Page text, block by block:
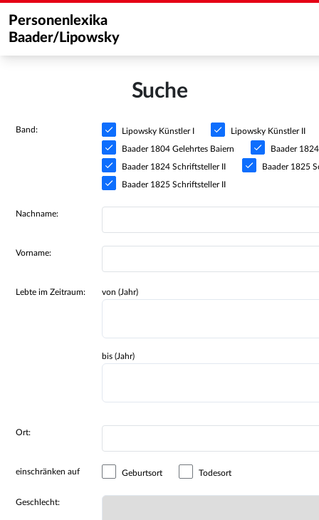
Personenlexika
Baader/Lipowsky
Suche
Band: Lipowsky Künstler I Lipowsky Künstler II
Baader 1804 Gelehrtes Baiern Baader
Baader 1824 Schriftsteller II Baader 1825
Baader 1825 Schriftsteller II
Nachname:
Vorname:
Lebte im Zeitraum: von (Jahr)
bis (Jahr)
Ort:
einschränken auf Geburtsort Todesort
Geschlecht: